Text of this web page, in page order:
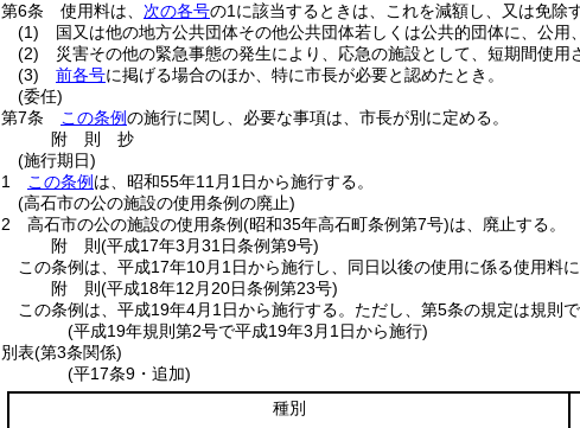
第6条
使用料は、 次の各号の1に該当するときは、これを減額し、又は免除
(1)
国又は他の地方公共団体その他公共団体若しくは公共的団体に、公用
(2)
災害その他の緊急事態の発生により、応急の施設として、短期間使用
(3)
前各号に掲げる場合のほか、特に市長が必要と認めたとき。
(委任)
第7条
この条例の施行に関し、必要な事項は、市長が別に定める。
附 則
抄
(施行期日)
1
この条例 は、昭和55年11月1日から施行する。
(高石市の公の施設の使用条例の廃止)
2
高石市の公の施設の使用条例(昭和35年高石町条例第7号)は、廃止する。
附 則(平成17年3月31日条例第9号)
この条例は、平成17年10月1日から施行し、同日以後の使用に係る使用料に
附 則(平成18年12月20日条例第23号)
この条例は、平成19年4月1日から施行する。 ただし、第5条の規定は規則
(平成19年規則第2号で平成19年3月1日から施行)
別表(第3条関係)
(平17条9・追加)
種別